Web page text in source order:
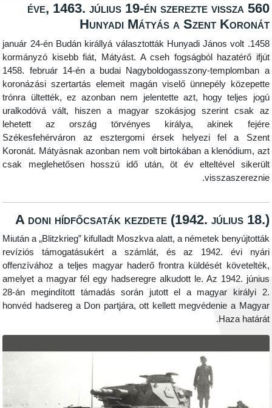
560 éve, 1463. július 19-én szerezte
Hunyadi Mátyás a
1458. január 24-én Budán királlyá választották Hunyadi
kormányzó kisebb fiát, Mátyást. A cseh fogságból
1458. február 14-én a budai Nagyboldogasszony-
koronázási szertartás elemeit magán viselő
trónra ültették, ez azonban nem jelentette azt,
uralkodóvá vált, hiszen a magyar szokásjog
lehetett az ország törvényes királya,
Székesfehérváron az esztergomi érsek helyezi
Koronát. Mátyásnak azonban nem volt birtokában a
csak meglehetősen hosszú idő után, öt év
A doni hídfőcsaták kezdete (1942.
Miután a „Blitzkrieg” kifulladt Moszkva alatt, a németek
revíziós támogatásukért a számlát, és az
offenzívához a teljes magyar haderő frontra
amelyet a magyar fél egy hadseregre alkudott le. Az
28-án megindított támadás során jutott el a
honvéd hadsereg a Don partjára, ott kellett